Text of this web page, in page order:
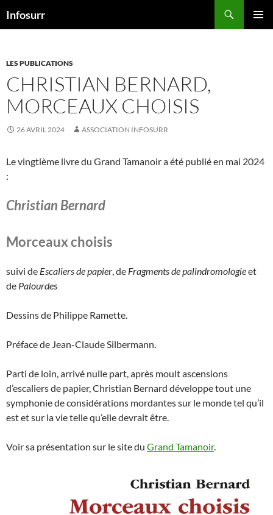
auInfosurr
LES PUBLICATIONS
CHRISTIAN BERNARD,
MORCEAUX CHOISIS
26 AVRIL 2024 ASSOCIATION INFOSURR
Le vingtième livre du Grand Tamanoir a été publié en mai 2024
:
Christian Bernard
Morceaux choisis
suivi de Escaliers de papier, de Fragments de palindromologieet
de Palourdes
Dessins de Philippe Ramette.
Préface de Jean-Claude Silbermann.
Parti de loin, arrivé nulle part, après moult ascensions
d’escaliers de papier, Christian Bernard développe tout une
symphonie de considérations mordantes sur le monde tel qu’il
est et sur la vie telle qu’elle devrait être.
Voir sa présentation sur le site du Grand Tamanoir.